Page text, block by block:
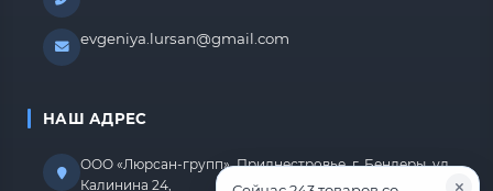
evgeniya.lursan@gmail.com
НАШ АДРЕС
ООО «Люрсан-групп», Приднестровье, г. Бендеры, ул.
Калинина 24,